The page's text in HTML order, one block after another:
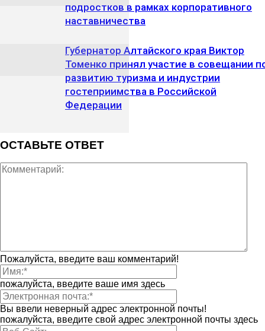
подростков в рамках корпоративного
наставничества
Губернатор Алтайского края Виктор
Томенко принял участие в совещании
развитию туризма и индустрии
гостеприимства в Российской
Федерации
ОСТАВЬТЕ ОТВЕТ
Пожалуйста, введите ваш комментарий!
пожалуйста, введите ваше имя здесь
Вы ввели неверный адрес электронной почты!
пожалуйста, введите свой адрес электронной почты здесь